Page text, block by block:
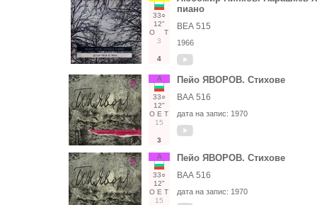
33○
12"
О
Т
3
4
пиано
ВЕА 515
1966
А
33○
12"
О Е Т
15
3
Пейо ЯВОРОВ. Стихове
ВАА 516
дата на запис: 1970
А
33○
12"
О Е Т
15
Пейо ЯВОРОВ. Стихове
ВАА 516
дата на запис: 1970